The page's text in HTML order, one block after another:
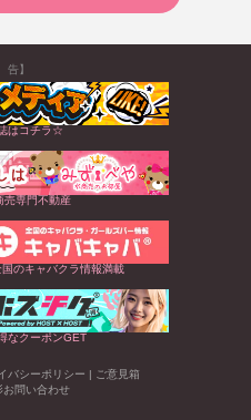
告】
はコチラ☆
売専門不動産
のキャバクラ情報満載
なクーポンGET
バシーポリシー | ご意見箱
お問い合わせ